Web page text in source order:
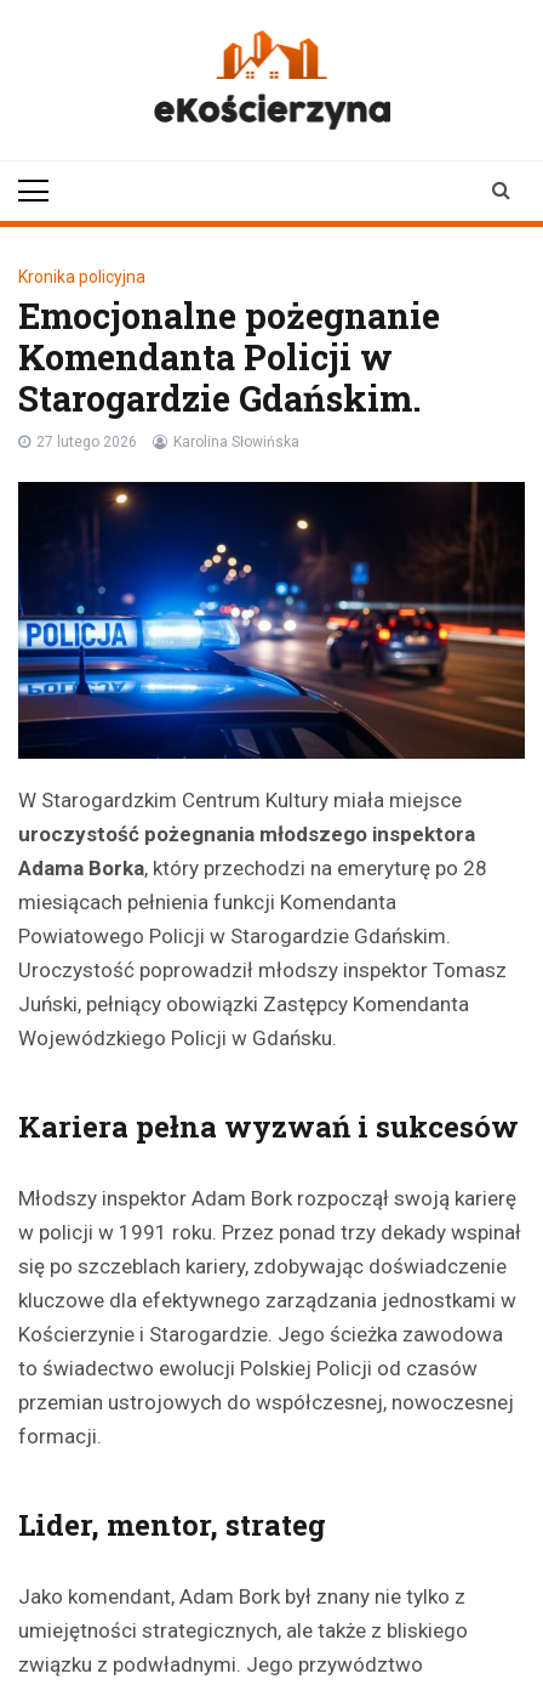
Kronika policyjna
Emocjonalne pożegnanie
Komendanta Policji w
Starogardzie Gdańskim.
27 lutego 2026 Karolina Słowińska
W Starogardzkim Centrum Kultury miała miejsce
uroczystość pożegnania młodszego inspektora
Adama Borka, który przechodzi na emeryturę po 28
miesiącach pełnienia funkcji Komendanta
Powiatowego Policji w Starogardzie Gdańskim.
Uroczystość poprowadził młodszy inspektor Tomasz
Juński, pełniący obowiązki Zastępcy Komendanta
Wojewódzkiego Policji w Gdańsku.
Kariera pełna wyzwań i sukcesów
Młodszy inspektor Adam Bork rozpoczął swoją karierę
w policji w 1991 roku. Przez ponad trzy dekady wspinał
się po szczeblach kariery, zdobywając doświadczenie
kluczowe dla efektywnego zarządzania jednostkami w
Kościerzynie i Starogardzie. Jego ścieżka zawodowa
to świadectwo ewolucji Polskiej Policji od czasów
przemian ustrojowych do współczesnej, nowoczesnej
formacji.
Lider, mentor, strateg
Jako komendant, Adam Bork był znany nie tylko z
umiejętności strategicznych, ale także z bliskiego
związku z podwładnymi. Jego przywództwo